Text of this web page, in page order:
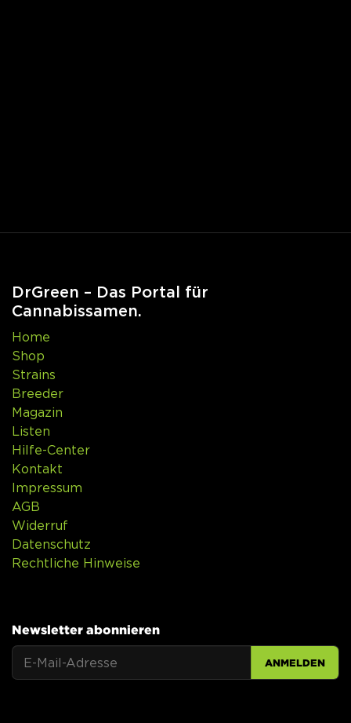
DrGreen – Das Portal für
Cannabissamen.
Home
Shop
Strains
Breeder
Magazin
Listen
Hilfe-Center
Kontakt
Impressum
AGB
Widerruf
Datenschutz
Rechtliche Hinweise
Newsletter abonnieren
ANMELDEN